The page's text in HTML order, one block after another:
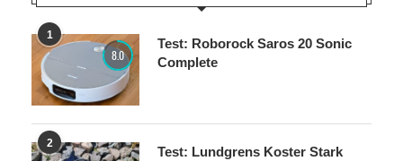
1
8.0
Test: Roborock Saros 20 Sonic
Complete
2
Test: Lundgrens Koster Stark